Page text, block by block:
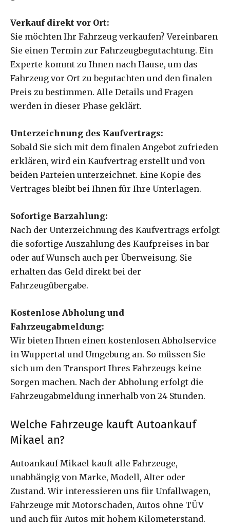
Verkauf direkt vor Ort:
Sie möchten Ihr Fahrzeug verkaufen? Vereinbaren
Sie einen Termin zur Fahrzeugbegutachtung. Ein
Experte kommt zu Ihnen nach Hause, um das
Fahrzeug vor Ort zu begutachten und den finalen
Preis zu bestimmen. Alle Details und Fragen
werden in dieser Phase geklärt.
Unterzeichnung des Kaufvertrags:
Sobald Sie sich mit dem finalen Angebot zufrieden
erklären, wird ein Kaufvertrag erstellt und von
beiden Parteien unterzeichnet. Eine Kopie des
Vertrages bleibt bei Ihnen für Ihre Unterlagen.
Sofortige Barzahlung:
Nach der Unterzeichnung des Kaufvertrags erfolgt
die sofortige Auszahlung des Kaufpreises in bar
oder auf Wunsch auch per Überweisung. Sie
erhalten das Geld direkt bei der
Fahrzeugübergabe.
Kostenlose Abholung und
Fahrzeugabmeldung:
Wir bieten Ihnen einen kostenlosen Abholservice
in Wuppertal und Umgebung an. So müssen Sie
sich um den Transport Ihres Fahrzeugs keine
Sorgen machen. Nach der Abholung erfolgt die
Fahrzeugabmeldung innerhalb von 24 Stunden.
Welche Fahrzeuge kauft Autoankauf
Mikael an?
Autoankauf Mikael kauft alle Fahrzeuge,
unabhängig von Marke, Modell, Alter oder
Zustand. Wir interessieren uns für Unfallwagen,
Fahrzeuge mit Motorschaden, Autos ohne TÜV
und auch für Autos mit hohem Kilometerstand.